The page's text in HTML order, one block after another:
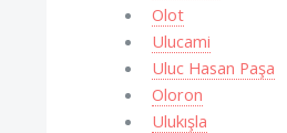
Olot
Ulucami
Uluc Hasan Paşa
Oloron
Ulukışla